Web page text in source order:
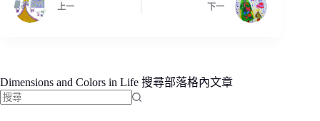
上一 下一
Dimensions and Colors in Life 搜尋部落格內文章